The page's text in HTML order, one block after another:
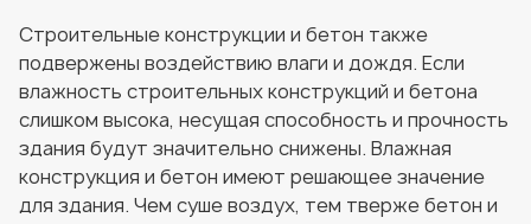
Строительные конструкции и бетон также
подвержены воздействию влаги и дождя. Если
влажность строительных конструкций и бетона
слишком высока, несущая способность и прочность
здания будут значительно снижены. Влажная
конструкция и бетон имеют решающее значение
для здания. Чем суше воздух, тем тверже бетон и